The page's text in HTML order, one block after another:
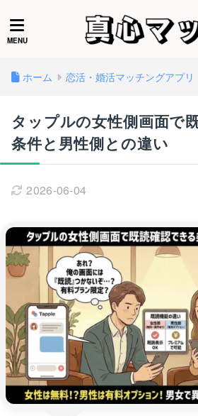
ホーム 恋活・婚活マッチングアプリ
タップルの女性側画面で
条件と男性側との違い
2026-06-04